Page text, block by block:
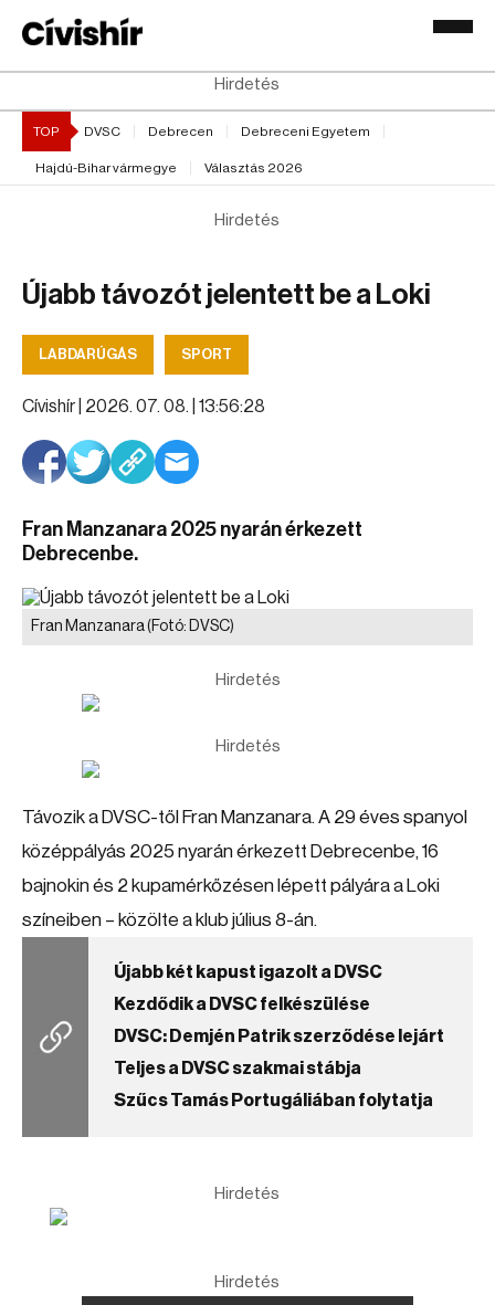
Hirdetés
TOP DVSC Debrecen Debreceni Egyetem
Hajdú-Bihar vármegye Választás 2026
Hirdetés
Újabb távozót jelentett be a Loki
LABDARÚGÁS SPORT
Cívishír | 2026. 07. 08. | 13:56:28
Fran Manzanara 2025 nyarán érkezett
Debrecenbe.
Fran Manzanara(Fotó: DVSC)
Hirdetés
Hirdetés
Távozik a DVSC-től Fran Manzanara. A 29 éves spanyol
középpályás 2025 nyarán érkezett Debrecenbe, 16
bajnokin és 2 kupamérkőzésen lépett pályára a Loki
színeiben – közölte a klub július 8-án.
Újabb két kapust igazolt a DVSC
Kezdődik a DVSC felkészülése
DVSC: Demjén Patrik szerződése lejárt
Teljes a DVSC szakmai stábja
Szűcs Tamás Portugáliában folytatja
Hirdetés
Hirdetés